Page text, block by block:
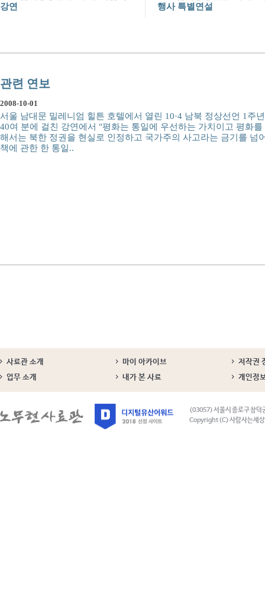
강연
행사 특별연설
관련 연보
2008-10-01
서울 남대문 밀레니엄 힐튼 호텔에서 열린 10·4 남북 정상선언 1
40여 분에 걸친 강연에서 "평화는 통일에 우선하는 가치이고 평화
해서는 북한 정권을 현실로 인정하고 국가주의 사고라는 금기를
책에 관한 한 통일..
사료관 소개 마이 아카이브
저작권
업무 소개
내가 본 사료 개인정
(03057) 서울시 종로구 창덕
Copyright (C) 사람사는세